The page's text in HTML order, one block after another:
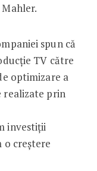
spun că
TV către
optimizare a
realizate prin
investiții
o creștere